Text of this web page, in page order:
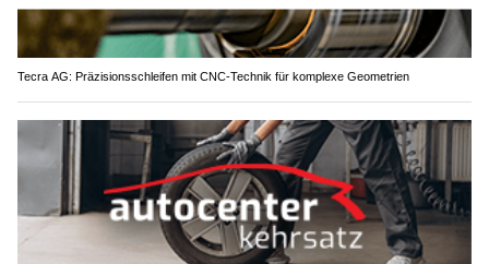
Tecra AG: Präzisionsschleifen mit CNC-Technik für komplexe Geometrien